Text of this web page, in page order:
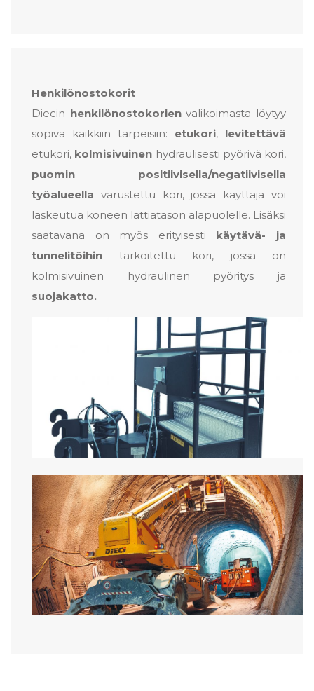
Henkilönostokorit
Diecin henkilönostokorienvalikoimasta löytyy
sopiva kaikkiin tarpeisiin: etukori, levitettävä
etukori, kolmisivuinen hydraulisesti pyörivä kori,
puomin positiivisella/negatiivisella
työalueella varustettu kori, jossa käyttäjä voi
laskeutua koneen lattiatason alapuolelle. Lisäksi
saatavana on myös erityisesti käytävä- ja
tunnelitöihin tarkoitettu kori, jossa on
kolmisivuinen hydraulinen pyöritys ja
suojakatto.